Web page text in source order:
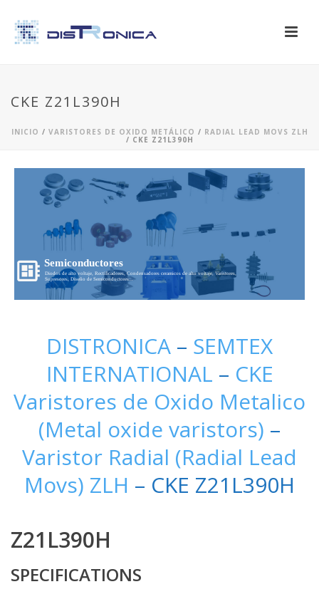
CKE Z21L390H
INICIO / VARISTORES DE OXIDO METÁLICO / RADIAL LEAD MOVS ZLH
/ CKE Z21L390H
Semiconductores
Diodos de alto voltaje, Rectificadores, Condensadores ceramicos de alto voltaje, Varistores,
Supresores, Diseño de Semiconductores...
DISTRONICA – SEMTEX
INTERNATIONAL – CKE
Varistores de Oxido Metalico
(Metal oxide varistors) –
Varistor Radial (Radial Lead
Movs) ZLH – CKE Z21L390H
Z21L390H
SPECIFICATIONS